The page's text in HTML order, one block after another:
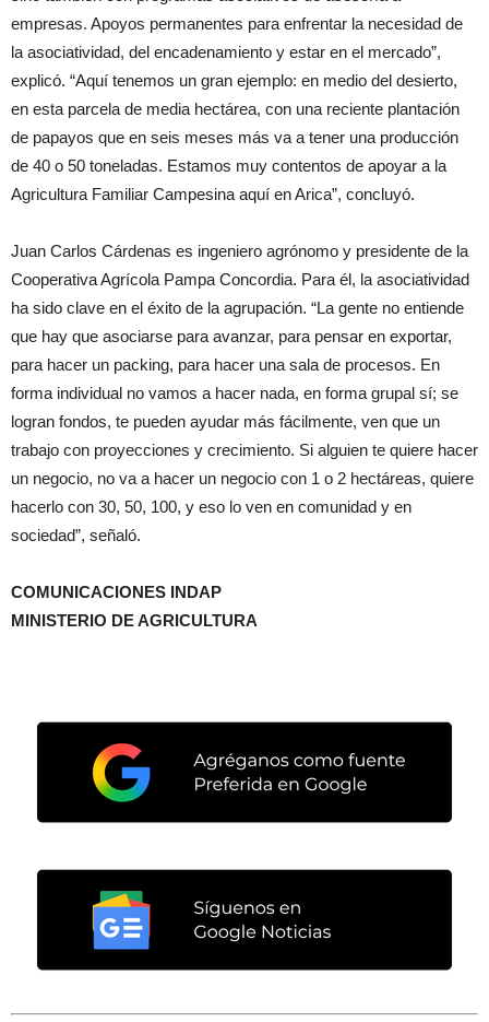
empresas. Apoyos permanentes para enfrentar la necesidad de
la asociatividad, del encadenamiento y estar en el mercado”,
explicó. “Aquí tenemos un gran ejemplo: en medio del desierto,
en esta parcela de media hectárea, con una reciente plantación
de papayos que en seis meses más va a tener una producción
de 40 o 50 toneladas. Estamos muy contentos de apoyar a la
Agricultura Familiar Campesina aquí en Arica”, concluyó.
Juan Carlos Cárdenas es ingeniero agrónomo y presidente de la
Cooperativa Agrícola Pampa Concordia. Para él, la asociatividad
ha sido clave en el éxito de la agrupación. “La gente no entiende
que hay que asociarse para avanzar, para pensar en exportar,
para hacer un packing, para hacer una sala de procesos. En
forma individual no vamos a hacer nada, en forma grupal sí; se
logran fondos, te pueden ayudar más fácilmente, ven que un
trabajo con proyecciones y crecimiento. Si alguien te quiere hacer
un negocio, no va a hacer un negocio con 1 o 2 hectáreas, quiere
hacerlo con 30, 50, 100, y eso lo ven en comunidad y en
sociedad”, señaló.
COMUNICACIONES INDAP
MINISTERIO DE AGRICULTURA